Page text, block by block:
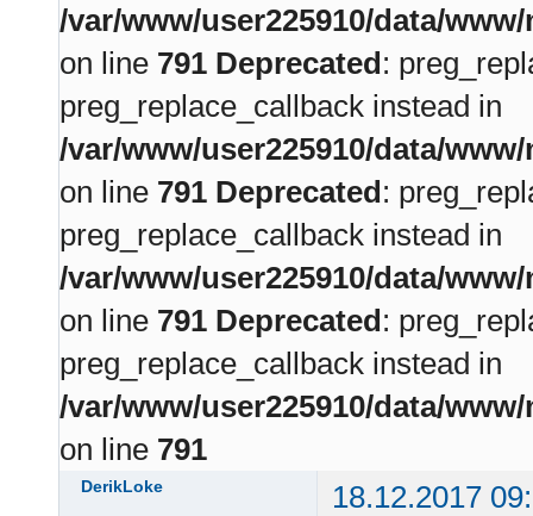
/var/www/user225910/data/
on line 791 Deprecated:
preg_replace_callback instead in
/var/www/user225910/data/
on line 791 Deprecated:
preg_replace_callback instead in
/var/www/user225910/data/
on line 791 Deprecated:
preg_replace_callback instead in
/var/www/user225910/data/
on line 791
DerikLoke 18.12.2017